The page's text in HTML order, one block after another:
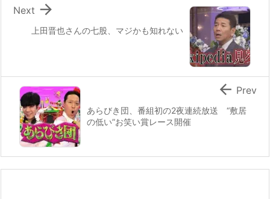
上田晋也さんの七股、マジかも知れない

Next
あらびき団、番組初の2夜連続放送 “敷居
の低い”お笑い賞レース開催
 Prev